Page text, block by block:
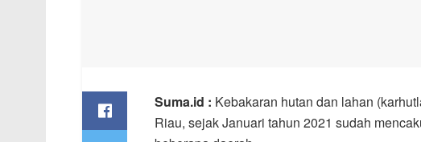
Suma.id : Kebakaran hutan dan lahan
Riau, sejak Januari tahun 2021 sudah